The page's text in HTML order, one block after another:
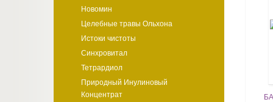
Новомин
Целебные травы Ольхона
Истоки чистоты
Синхровитал
Тетрардиол
Природный Инулиновый
Концентрат